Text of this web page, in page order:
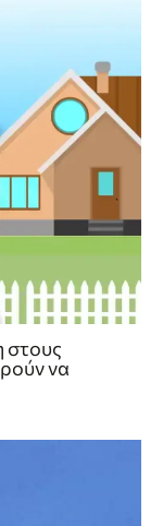
στους
να